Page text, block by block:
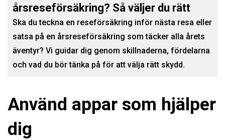
årsreseförsäkring? Så väljer du rätt
Ska du teckna en reseförsäkring inför nästa resa eller
satsa på en årsreseförsäkring som täcker alla årets
äventyr? Vi guidar dig genom skillnaderna, fördelarna
och vad du bör tänka på för att välja rätt skydd.
Använd appar som hjälper
dig